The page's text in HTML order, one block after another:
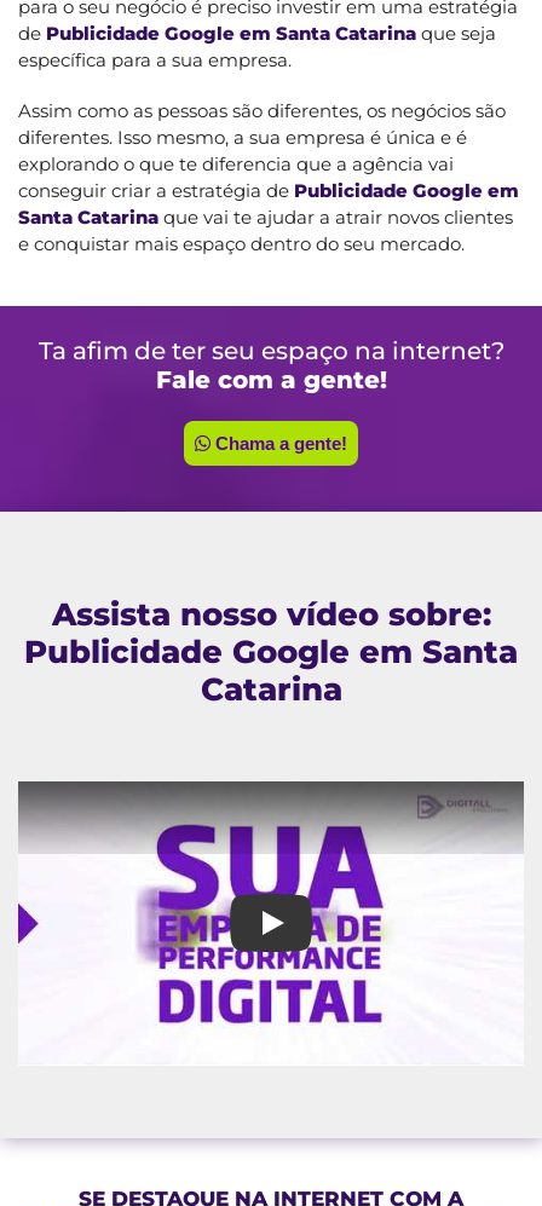
para o seu negócio é preciso investir em uma estratégia
de Publicidade Google em Santa Catarina que seja
específica para a sua empresa.
Assim como as pessoas são diferentes, os negócios são
diferentes. Isso mesmo, a sua empresa é única e é
explorando o que te diferencia que a agência vai
conseguir criar a estratégia de Publicidade Google em
Santa Catarina que vai te ajudar a atrair novos clientes
e conquistar mais espaço dentro do seu mercado.
Ta afim de ter seu espaço na internet?
Fale com a gente!
Chama a gente!
Assista nosso vídeo sobre:
Publicidade Google em Santa
Catarina
Publicidade Google em Santa
SE DESTAQUE NA INTERNET COM A